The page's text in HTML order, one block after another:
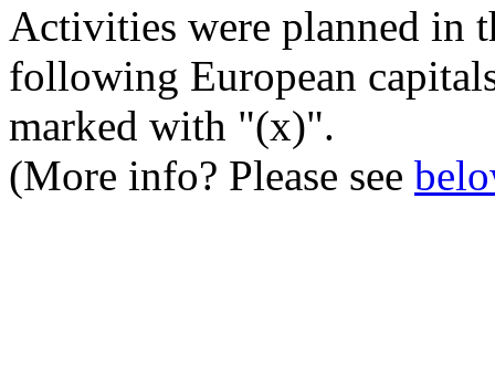
Activities were planned in
following European
marked with "(x)".
(More info? Please see